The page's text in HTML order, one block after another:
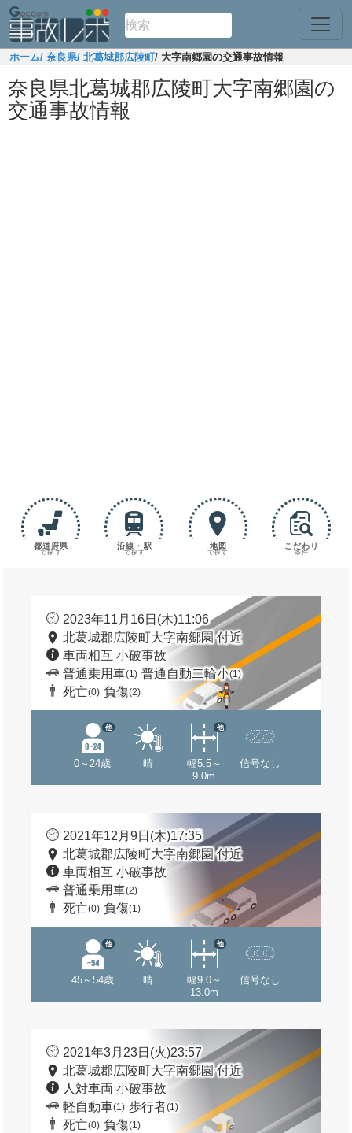
ホーム/ 奈良県/ 北葛城郡広陵町/ 大字南郷園の交通事故情報
奈良県北葛城郡広陵町大字南郷園の
交通事故情報
都道府県
で探す
沿線・駅
で探す
地図
で探す
こだわり
条件
2023年11月16日(木)11:06
北葛城郡広陵町大字南郷園 付近
車両相互 小破事故
普通乗用車(1) 普通自動二輪小(1)
死亡(0) 負傷(2)
0～24歳
他
晴
幅5.5～
9.0m
他
信号なし
2021年12月9日(木)17:35
北葛城郡広陵町大字南郷園 付近
車両相互 小破事故
普通乗用車(2)
死亡(0) 負傷(1)
45～54歳
他
晴
幅9.0～
13.0m
他
信号なし
2021年3月23日(火)23:57
北葛城郡広陵町大字南郷園 付近
人対車両 小破事故
軽自動車(1) 歩行者(1)
死亡(0) 負傷(1)